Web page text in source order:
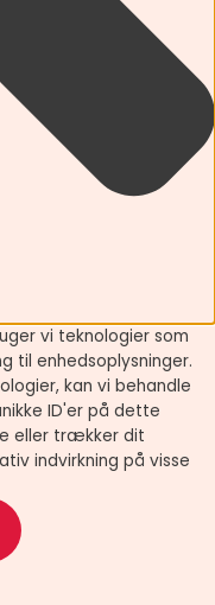
vi teknologier som
til enhedsoplysninger.
kan vi behandle
ID'er på dette
eller trækker dit
indvirkning på visse